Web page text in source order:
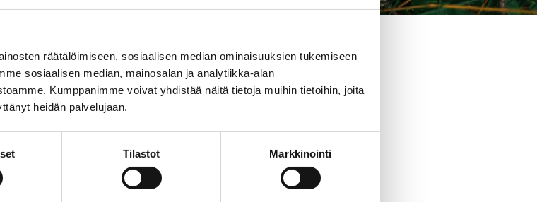
räätälöimiseen, sosiaalisen median ominaisuuksien tukemiseen
sosiaalisen median, mainosalan ja analytiikka-alan
Kumppanimme voivat yhdistää näitä tietoja muihin tietoihin, joita
heidän palvelujaan.
Tilastot Markkinointi
tuotteista ja kampanjoista!